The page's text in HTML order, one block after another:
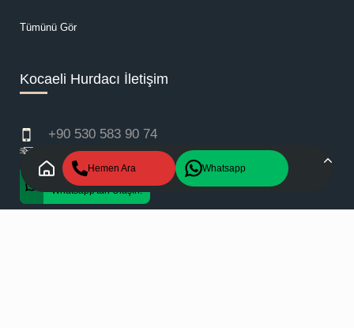
Tümünü Gör
Kocaeli Hurdacı İletişim
+90 530 583 90 74
info@metsanmetalhurda.com
+90 530 583 90 74
Whatsapp'tan Ulaşın!
Hemen Ara Whatsapp